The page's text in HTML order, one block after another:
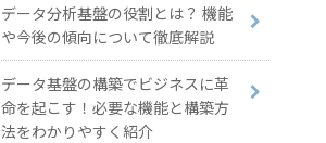
データ分析基盤の役割とは？ 機能
や今後の傾向について徹底解説
データ基盤の構築でビジネスに革
命を起こす！必要な機能と構築方
法をわかりやすく紹介